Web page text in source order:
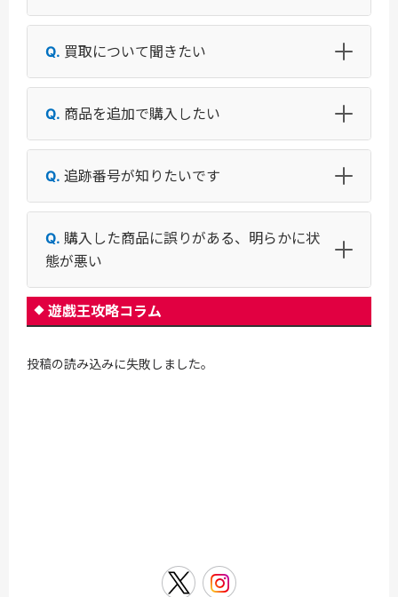
買取について聞きたい
商品を追加で購入したい
追跡番号が知りたいです
購入した商品に誤りがある、明らかに状
態が悪い
遊戯王攻略コラム
投稿の読み込みに失敗しました。